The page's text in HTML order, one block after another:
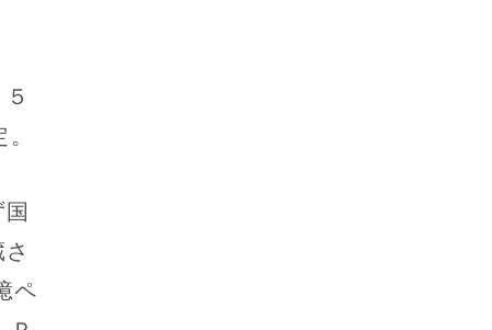
ペ